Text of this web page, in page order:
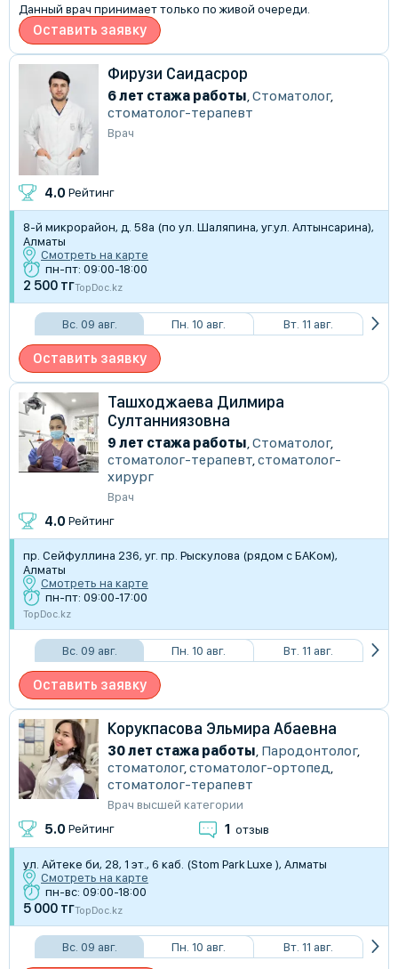
Данный врач принимает только по живой очереди.
Оставить заявку
Фирузи Саидасрор
6 лет стажа работы,Стоматолог,
стоматолог-терапевт
Врач
4.0 Рейтинг
8-й микрорайон, д. 58а (по ул. Шаляпина, уг.ул. Алтынсарина),
Алматы
Смотреть на карте
пн-пт: 09:00-18:00
2 500 тгTopDoc.kz
Вс. 09 авг. Пн. 10 авг. Вт. 11 авг.
Оставить заявку
Ташходжаева Дилмира
Султанниязовна
9 лет стажа работы Стоматолог,
стоматолог-терапевт стоматолог-
хирург
Врач
4.0 Рейтинг
пр. Сейфуллина 236, уг. пр. Рыскулова (рядом с БАКом),
Алматы
Смотреть на карте
пн-пт: 09:00-17:00
TopDoc.kz
Вс. 09 авг. Пн. 10 авг. Вт. 11 авг.
Оставить заявку
Корукпасова Эльмира Абаевна
30 лет стажа работы Пародонтолог,
стоматолог, стоматолог-ортопед
стоматолог-терапевт
Врач высшей категории
5.0 Рейтинг 1 отзыв
ул. Айтеке би, 28​, 1 эт., 6 каб. (Stom Park Luxe ), Алматы
Смотреть на карте
пн-вс: 09:00-18:00
5 000 тгTopDoc.kz
Вс. 09 авг. Пн. 10 авг. Вт. 11 авг.